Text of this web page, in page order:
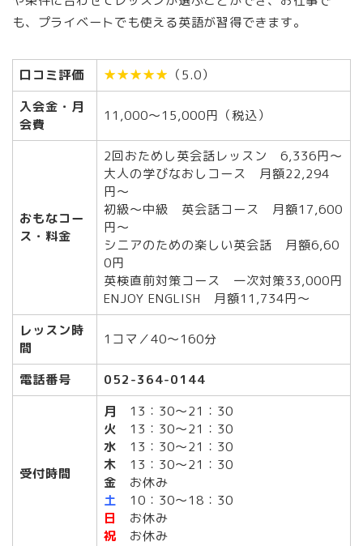
も、プライベートでも使える英語が習得できます。
口コミ評価 ★★★★★ （5.0）
入会金・月
会費
11,000～15,000円（税込）
おもなコー
ス・料金
2回おためし英会話レッスン 6,336円〜
大人の学びなおしコース 月額22,294
円〜
初級〜中級 英会話コース 月額17,600
円〜
シニアのための楽しい英会話 月額6,60
0円
英検直前対策コース 一次対策33,000円
ENJOY ENGLISH 月額11,734円〜
レッスン時
間
1コマ／40～160分
電話番号 052-364-0144
受付時間
月 13：30～21：30
火 13：30～21：30
水 13：30～21：30
木 13：30～21：30
金 お休み
土 10：30～18：30
日
お休み
祝 お休み